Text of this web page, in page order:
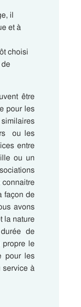
il
et à
choisi
être
pour les
ou les
entre
ou un
façon de
avons
la nature
de
propre le
pour les
service à